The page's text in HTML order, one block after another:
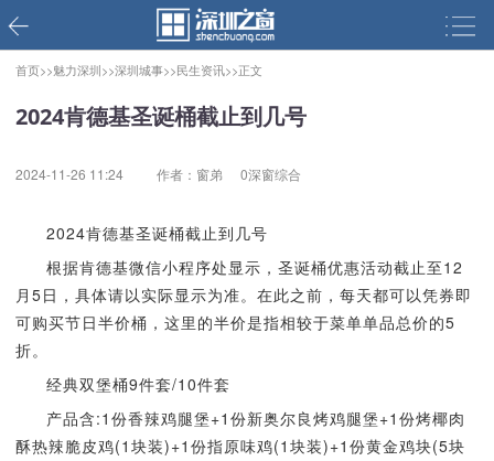
首页>>魅力深圳>>深圳城事>>民生资讯>>正文
2024肯德基圣诞桶截止到几号
2024-11-26 11:24 作者：窗弟 0深窗综合
2024肯德基圣诞桶截止到几号
根据肯德基微信小程序处显示，圣诞桶优惠活动截止至12
月5日，具体请以实际显示为准。在此之前，每天都可以凭券即
可购买节日半价桶，这里的半价是指相较于菜单单品总价的5
折。
经典双堡桶9件套/10件套
产品含:1份香辣鸡腿堡+1份新奥尔良烤鸡腿堡+1份烤椰肉
酥热辣脆皮鸡(1块装)+1份指原味鸡(1块装)+1份黄金鸡块(5块